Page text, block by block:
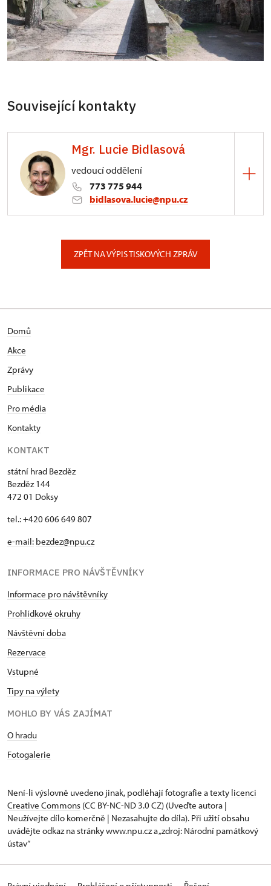
Související kontakty
Mgr. Lucie Bidlasová
vedoucí oddělení
773 775 944
bidlasova.lucie@npu.cz
ZPĚT NA VÝPIS TISKOVÝCH ZPRÁV
Domů
Akce
Zprávy
Publikace
Pro média
Kontakty
KONTAKT
státní hrad Bezděz
Bezděz 144
472 01 Doksy
tel.: +420 606 649 807
e-mail: bezdez@npu.cz
INFORMACE PRO NÁVŠTĚVNÍKY
Informace pro návštěvníky
Prohlídkové okruhy
Návštěvní doba
Rezervace
Vstupné
Tipy na výlety
MOHLO BY VÁS ZAJÍMAT
O hradu
Fotogalerie
Není-li výslovně uvedeno jinak, podléhají fotografie a texty licenci
Creative Commons (CC BY-NC-ND 3.0 CZ) (Uveďte autora |
Neužívejte dílo komerčně | Nezasahujte do díla). Při užití obsahu
uvádějte odkaz na stránky www.npu.cz a „zdroj: Národní památkový
ústav“